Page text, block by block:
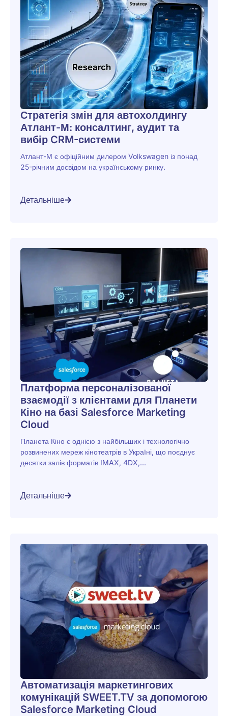
Стратегія змін для автохолдингу
Атлант-М: консалтинг, аудит та
вибір CRM-системи
Атлант-М є офіційним дилером Volkswagen із понад
25-річним досвідом на українському ринку.
Детальніше
Платформа персоналізованої
взаємодії з клієнтами для Планети
Кіно на базі Salesforce Marketing
Cloud
Планета Кіно є однією з найбільших і технологічно
розвинених мереж кінотеатрів в Україні, що поєднує
десятки залів форматів IMAX, 4DX,...
Детальніше
Автоматизація маркетингових
комунікацій SWEET.TV за допомогою
Salesforce Marketing Cloud